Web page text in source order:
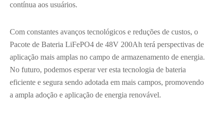
contínua aos usuários.
Com constantes avanços tecnológicos e reduções de custos, o
Pacote de Bateria LiFePO4 de 48V 200Ah terá perspectivas de
aplicação mais amplas no campo de armazenamento de energia.
No futuro, podemos esperar ver esta tecnologia de bateria
eficiente e segura sendo adotada em mais campos, promovendo
a ampla adoção e aplicação de energia renovável.